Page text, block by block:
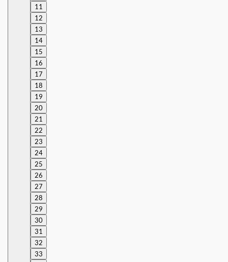
11
12
13
14
15
16
17
18
19
20
21
22
23
24
25
26
27
28
29
30
31
32
33